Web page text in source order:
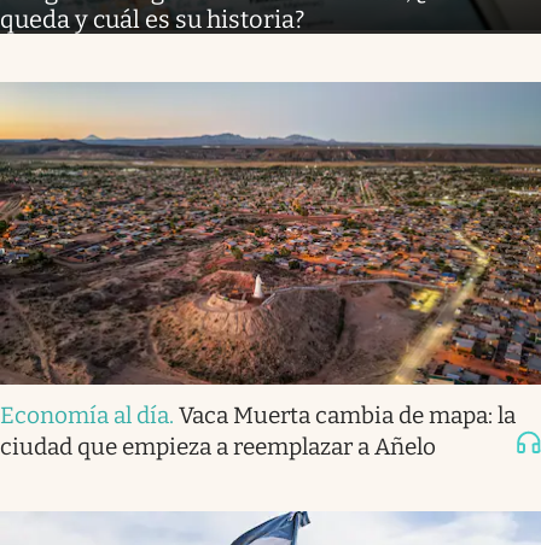
queda y cuál es su historia?
Economía al día. Vaca Muerta cambia de mapa: la
ciudad que empieza a reemplazar a Añelo